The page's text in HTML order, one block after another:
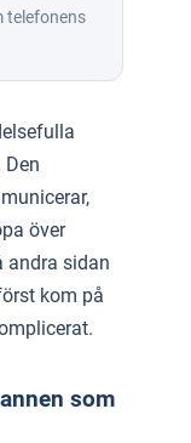
telefonens
över
andra sidan
kom på
som